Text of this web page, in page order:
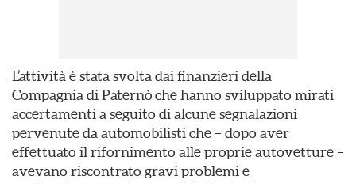
L’attività è stata svolta dai finanzieri della
Compagnia di Paternò che hanno sviluppato mirati
accertamenti a seguito di alcune segnalazioni
pervenute da automobilisti che – dopo aver
effettuato il rifornimento alle proprie autovetture –
avevano riscontrato gravi problemi e